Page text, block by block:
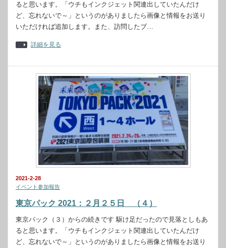
ると思います。「ウチもインクジェット関連出していたんだけ
ど、忘れないで～」というのがありましたら画像と情報をお送り
いただければ追加します。また、訪問したブ…
詳細を見る
2021-2-28
イベント参加報告
東京パック 2021：２月２５日 （４）
東京パック（３）からの続きです 駆け足だったので見落としもあ
ると思います。「ウチもインクジェット関連出していたんだけ
ど、忘れないで～」というのがありましたら画像と情報をお送り